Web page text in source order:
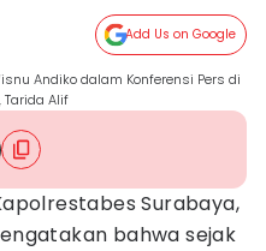
Add Us on Google
Andiko dalam Konferensi Pers di
Tarida Alif
Surabaya,
bahwa sejak